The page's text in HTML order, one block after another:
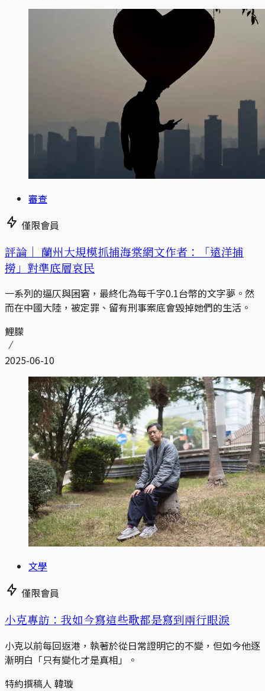
審查
僅限會員
評論｜ 蘭州大規模抓捕海棠網文作者：「遠洋捕
撈」對準底層哀民
一系列的逼仄與困窘，最終化為每千字0.1台幣的文字夢。然
而在中國大陸，被定罪、留有刑事案底會毀掉她們的生活。
鯉朦
2025-06-10
文學
僅限會員
小克專訪：我如今寫這些歌都是寫到兩行眼淚
小克以前每回返港，執著於從日常證明它的不變，但如今他逐
漸明白「只有變化才是真相」。
特約撰稿人 韓璇